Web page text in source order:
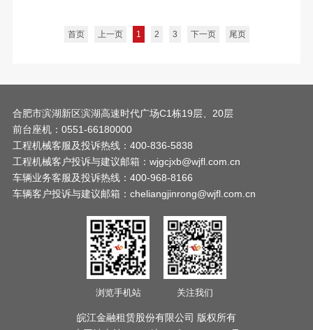
首页 上一页 1 2 3 下一页 尾页
合肥市滨湖新区滨湖高速时代广场C1栋19层、20层
前台座机：0551-66180000
工程机械客服及投诉热线：400-836-5838
工程机械客户投诉与建议邮箱：wjgcjxb@wjfl.com.cn
车辆业务客服及投诉热线：400-968-8166
车辆客户投诉与建议邮箱：cheliangjinrong@wjfl.com.cn
浏览手机站 关注我们
皖江金融租赁股份有限公司 版权所有